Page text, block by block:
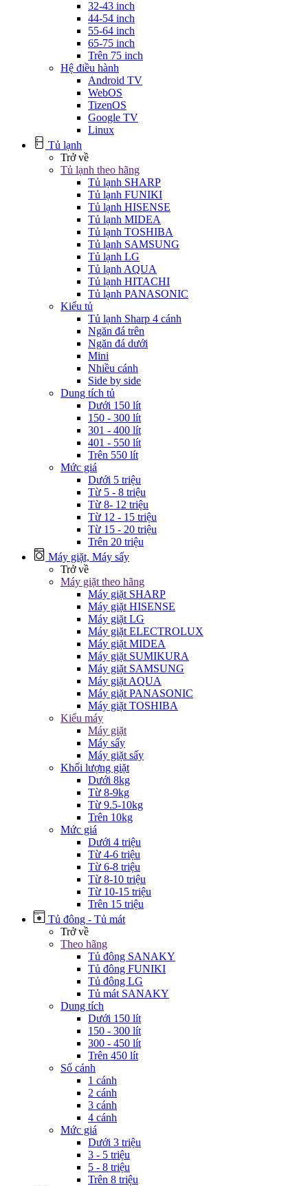
32-43 inch
44-54 inch
55-64 inch
65-75 inch
Trên 75 inch
Hệ điều hành
Android TV
WebOS
TizenOS
Google TV
Linux
Tủ lạnh
Trở về
Tủ lạnh theo hãng
Tủ lạnh SHARP
Tủ lạnh FUNIKI
Tủ lạnh HISENSE
Tủ lạnh MIDEA
Tủ lạnh TOSHIBA
Tủ lạnh SAMSUNG
Tủ lạnh LG
Tủ lạnh AQUA
Tủ lạnh HITACHI
Tủ lạnh PANASONIC
Kiểu tủ
Tủ lạnh Sharp 4 cánh
Ngăn đá trên
Ngăn đá dưới
Mini
Nhiều cánh
Side by side
Dung tích tủ
Dưới 150 lít
150 - 300 lít
301 - 400 lít
401 - 550 lít
Trên 550 lít
Mức giá
Dưới 5 triệu
Từ 5 - 8 triệu
Từ 8- 12 triệu
Từ 12 - 15 triệu
Từ 15 - 20 triệu
Trên 20 triệu
Máy giặt, Máy sấy
Trở về
Máy giặt theo hãng
Máy giặt SHARP
Máy giặt HISENSE
Máy giặt LG
Máy giặt ELECTROLUX
Máy giặt MIDEA
Máy giặt SUMIKURA
Máy giặt SAMSUNG
Máy giặt AQUA
Máy giặt PANASONIC
Máy giặt TOSHIBA
Kiểu máy
Máy giặt
Máy sấy
Máy giặt sấy
Khối lượng giặt
Dưới 8kg
Từ 8-9kg
Từ 9.5-10kg
Trên 10kg
Mức giá
Dưới 4 triệu
Từ 4-6 triệu
Từ 6-8 triệu
Từ 8-10 triệu
Từ 10-15 triệu
Trên 15 triệu
Tủ đông - Tủ mát
Trở về
Theo hãng
Tủ đông SANAKY
Tủ đông FUNIKI
Tủ đông LG
Tủ mát SANAKY
Dung tích
Dưới 150 lít
150 - 300 lít
300 - 450 lít
Trên 450 lít
Số cánh
1 cánh
2 cánh
3 cánh
4 cánh
Mức giá
Dưới 3 triệu
3 - 5 triệu
5 - 8 triệu
Trên 8 triệu